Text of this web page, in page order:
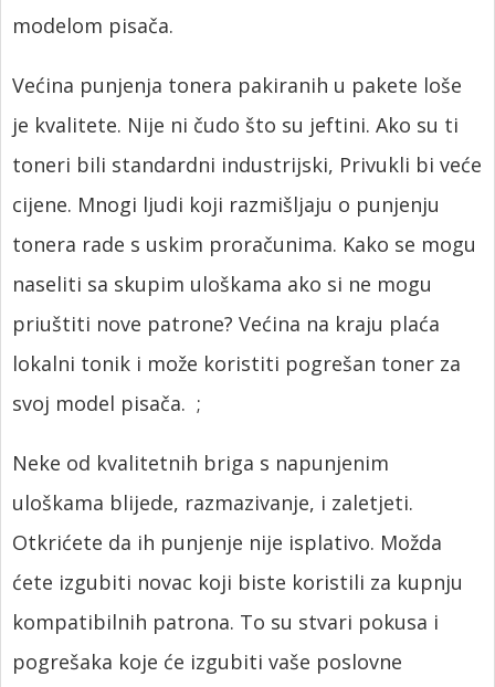
modelom pisača.
Većina punjenja tonera pakiranih u pakete loše
je kvalitete. Nije ni čudo što su jeftini. Ako su ti
toneri bili standardni industrijski, Privukli bi veće
cijene. Mnogi ljudi koji razmišljaju o punjenju
tonera rade s uskim proračunima. Kako se mogu
naseliti sa skupim uloškama ako si ne mogu
priuštiti nove patrone? Većina na kraju plaća
lokalni tonik i može koristiti pogrešan toner za
svoj model pisača. ;
Neke od kvalitetnih briga s napunjenim
uloškama blijede, razmazivanje, i zaletjeti.
Otkrićete da ih punjenje nije isplativo. Možda
ćete izgubiti novac koji biste koristili za kupnju
kompatibilnih patrona. To su stvari pokusa i
pogrešaka koje će izgubiti vaše poslovne